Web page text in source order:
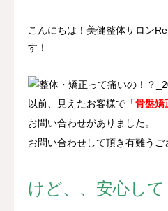
こんにちは！美健整体サロン
す！
以前、見えたお客様で「骨盤矯
お問い合わせがありました。
お問い合わせして頂き有難うご
けど、、安心して